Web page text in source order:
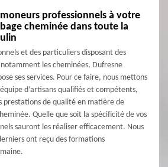
professionnels à votre
cheminée dans toute la
et des particuliers disposant des
les cheminées, Dufresne
ses services. Pour ce faire, nous mettons
d’artisans qualifiés et compétents,
prestations de qualité en matière de
Quelle que soit la spécificité de vos
sauront les réaliser efficacement. Nous
ont reçu des formations